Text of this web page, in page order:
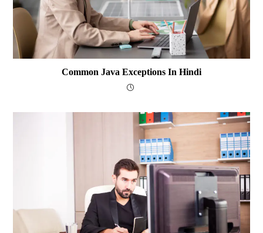
Common Java Exceptions In Hindi